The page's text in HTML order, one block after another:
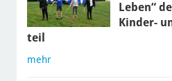
Leben“
Kinder-
teil
mehr